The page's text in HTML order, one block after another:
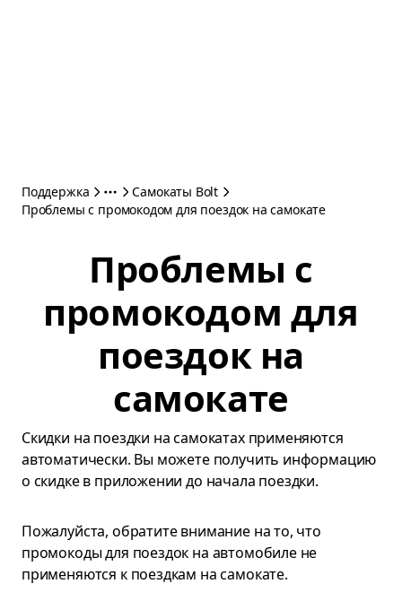
Поддержка
Самокаты Bolt
Проблемы с промокодом для поездок на самокате
Проблемы с
промокодом для
поездок на
самокате
Скидки на поездки на самокатах применяются
автоматически. Вы можете получить информацию
о скидке в приложении до начала поездки.
Пожалуйста, обратите внимание на то, что
промокоды для поездок на автомобиле не
применяются к поездкам на самокате.